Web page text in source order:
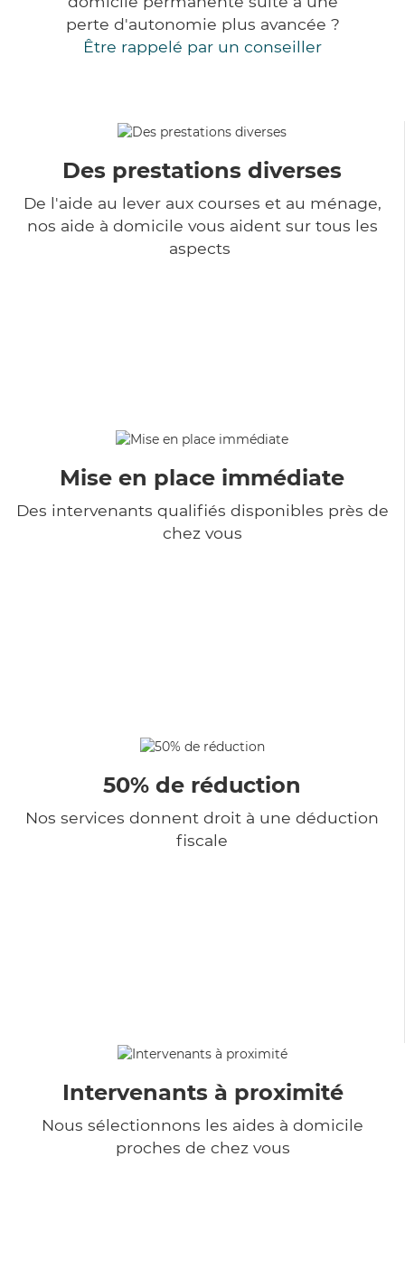
perte d'autonomie plus avancée ?
Être rappelé par un conseiller
Des prestations diverses
De l'aide au lever aux courses et au ménage,
nos aide à domicile vous aident sur tous les
aspects
Mise en place immédiate
Des intervenants qualifiés disponibles près de
chez vous
50% de réduction
Nos services donnent droit à une déduction
fiscale
Intervenants à proximité
Nous sélectionnons les aides à domicile
proches de chez vous